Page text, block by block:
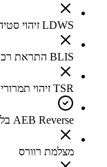
LDWS זיהוי סטיה מנתיב
BLIS התראת רכב בשטח מת
TSR זיהוי תמרורי תנועה
AEB Reverse בלימה אוטונומית בנסיעה לאחור
מצלמת רוורס